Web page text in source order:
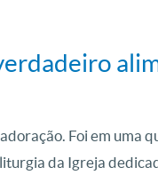
Foi em uma
da Igreja